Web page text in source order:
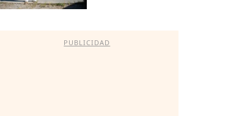
PUBLICIDAD